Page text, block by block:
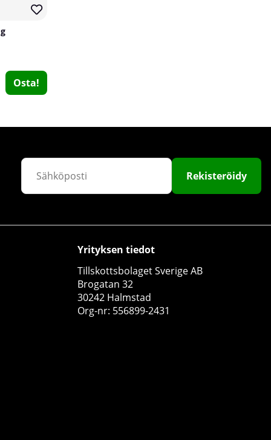
SOLID Nutrition Vegan, 750 g
SOLID Nutrition
39
€13.15€20.29
Osta!
Rekisteröidy
Yrityksen tiedot
Tillskottsbolaget Sverige AB
Brogatan 32
30242 Halmstad
Org-nr: 556899-2431